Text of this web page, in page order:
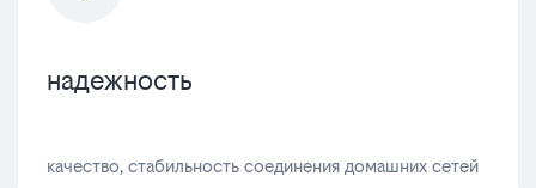
надежность
качество, стабильность соединения домашних сетей